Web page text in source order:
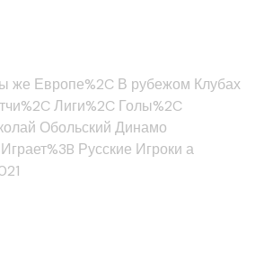
же Европе%2C В рубежом Клубах
Лиги%2C Голы%2C
Обольский Динамо
Русские Игроки а